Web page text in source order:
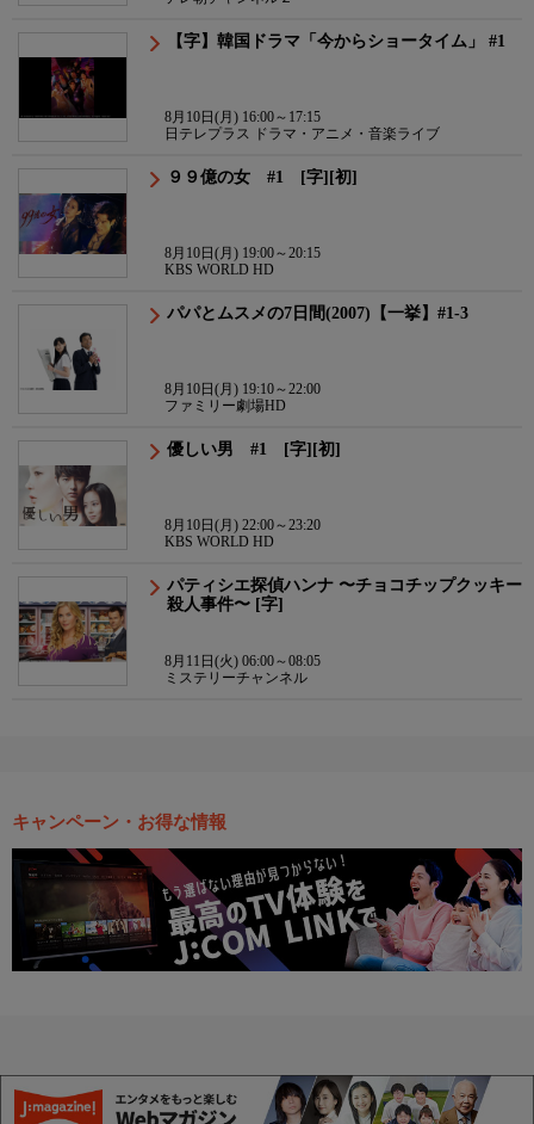
【字】韓国ドラマ「今からショータイム」 #1
8月10日(月) 16:00～17:15
日テレプラス ドラマ・アニメ・音楽ライブ
９９億の女 #1 [字][初]
8月10日(月) 19:00～20:15
KBS WORLD HD
パパとムスメの7日間(2007)【一挙】#1-3
8月10日(月) 19:10～22:00
ファミリー劇場HD
優しい男 #1 [字][初]
8月10日(月) 22:00～23:20
KBS WORLD HD
パティシエ探偵ハンナ 〜チョコチップクッキー
殺人事件〜 [字]
8月11日(火) 06:00～08:05
ミステリーチャンネル
キャンペーン・お得な情報